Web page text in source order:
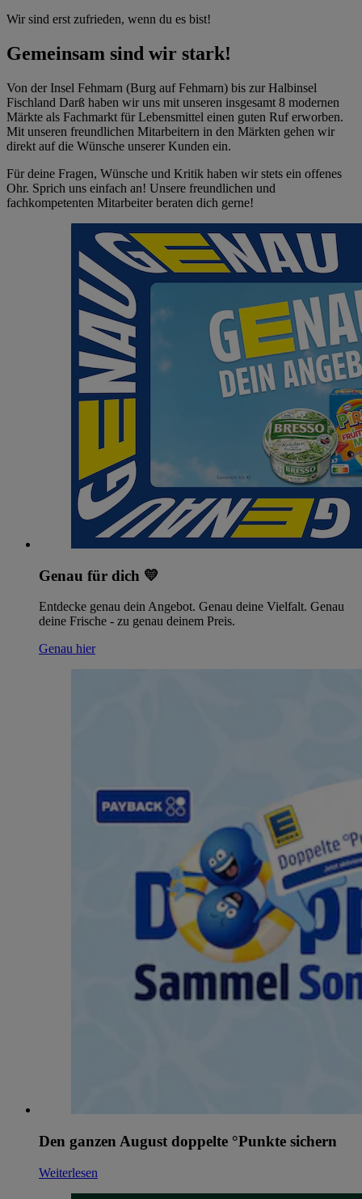
Wir sind erst zufrieden, wenn du es bist!
Gemeinsam sind wir stark!
Von der Insel Fehmarn (Burg auf Fehmarn) bis zur Halbinsel
Fischland Darß haben wir uns mit unseren insgesamt 8 modernen
Märkte als Fachmarkt für Lebensmittel einen guten Ruf erworben.
Mit unseren freundlichen Mitarbeitern in den Märkten gehen wir
direkt auf die Wünsche unserer Kunden ein.
Für deine Fragen, Wünsche und Kritik haben wir stets ein offenes
Ohr. Sprich uns einfach an! Unsere freundlichen und
fachkompetenten Mitarbeiter beraten dich gerne!
Genau für dich 💛
Entdecke genau dein Angebot. Genau deine Vielfalt. Genau
deine Frische - zu genau deinem Preis.
Genau hier
Den ganzen August doppelte °Punkte sichern
Weiterlesen